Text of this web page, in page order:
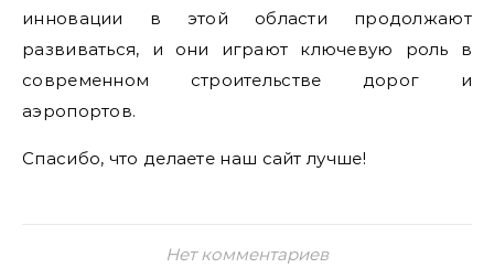
инновации в этой области продолжают
развиваться, и они играют ключевую роль в
современном строительстве дорог и
аэропортов.
Спасибо, что делаете наш сайт лучше!
Нет комментариев